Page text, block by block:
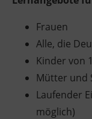
Deutsch und
Akademisches
Digitales Lernen
BFI Reutte
BFI Schwaz
Frauen
Alle, die
Kinder von
Mütter und
Laufender
möglich)